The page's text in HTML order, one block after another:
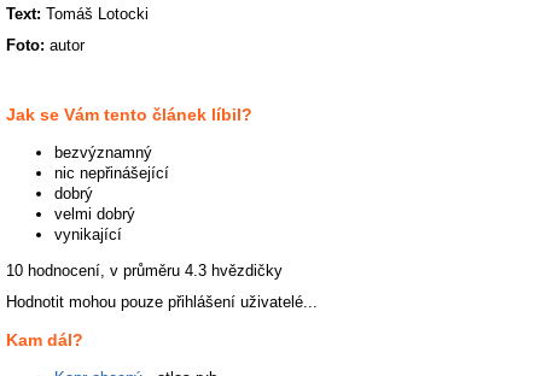
Text: Tomáš Lotocki
Foto: autor
Jak se Vám tento článek líbil?
bezvýznamný
nic nepřinášející
dobrý
velmi dobrý
vynikající
10 hodnocení, v průměru 4.3 hvězdičky
Hodnotit mohou pouze přihlášení uživatelé...
Kam dál?